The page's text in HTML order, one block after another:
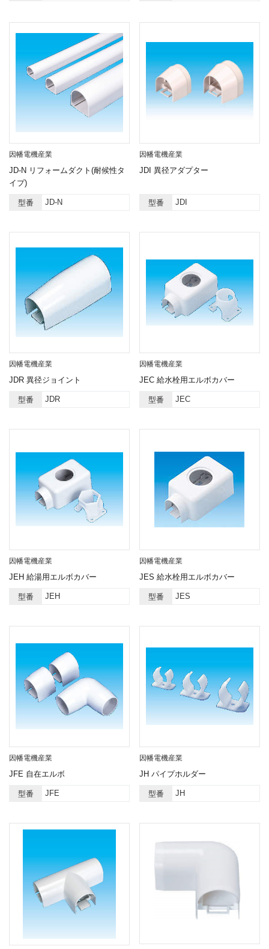
因幡電機産業
JD-N リフォームダクト(耐候性タ
イプ)
型番 JD-N
因幡電機産業
JDI 異径アダプター
型番 JDI
因幡電機産業
JDR 異径ジョイント
型番 JDR
因幡電機産業
JEC 給水栓用エルボカバー
型番 JEC
因幡電機産業
JEH 給湯用エルボカバー
型番 JEH
因幡電機産業
JES 給水栓用エルボカバー
型番 JES
因幡電機産業
JFE 自在エルボ
型番 JFE
因幡電機産業
JH パイプホルダー
型番 JH